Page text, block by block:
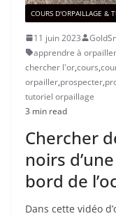
COURS D'ORPAILLAGE &
11 juin 2023
apprendre à orpailler
chercher l'or,cours,
orpailler,prospecter,
tutoriel orpaillage
3 min read
Chercher
noirs
bord de
Dans cette vidéo